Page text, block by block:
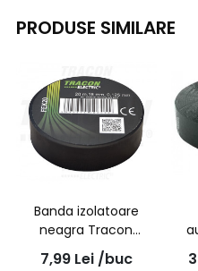
PRODUSE SIMILARE
Banda izolatoare
neagra Tracon
18mmx20m
7,99 Lei /buc